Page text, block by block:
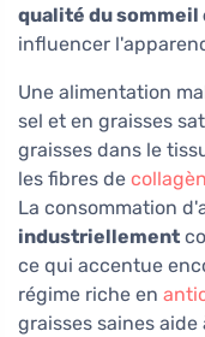
qualité du
influencer
Une alimentation
sel et en graisses
graisses dans le
les fibres de
La consommation
industriellement
ce qui accentue
régime riche en
graisses saines